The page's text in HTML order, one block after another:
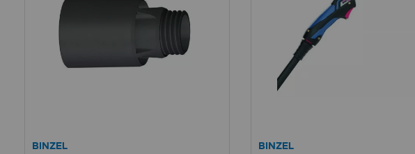
BINZEL BINZEL